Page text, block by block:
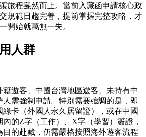
旅程戛然而止。當前入藏函申請核心政
規範日趨完善，提前掌握完整攻略，才
開始就萬無一失。
人群
籍遊客、中國台灣地區遊客、未持有中
人需強制申請。特別需要強調的是，即
綠卡（外國人永久居留證），或在中國
內的Z字（工作）、X字（學習）簽證，
目的赴藏，仍需嚴格按照海外遊客流程